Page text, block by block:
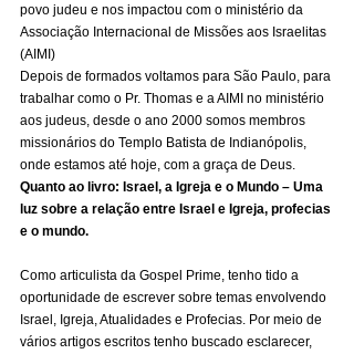
povo judeu e nos impactou com o ministério da
Associação Internacional de Missões aos Israelitas
(AIMI)
Depois de formados voltamos para São Paulo, para
trabalhar como o Pr. Thomas e a AIMI no ministério
aos judeus, desde o ano 2000 somos membros
missionários do Templo Batista de Indianópolis,
onde estamos até hoje, com a graça de Deus.
Quanto ao livro: Israel, a Igreja e o Mundo – Uma
luz sobre a relação entre Israel e Igreja, profecias
e o mundo.
Como articulista da Gospel Prime, tenho tido a
oportunidade de escrever sobre temas envolvendo
Israel, Igreja, Atualidades e Profecias. Por meio de
vários artigos escritos tenho buscado esclarecer,